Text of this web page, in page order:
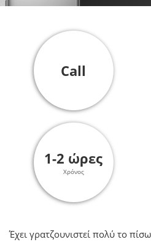
Call
1-2 ώρες
Χρόνος
Έχει γρατζουνιστεί πολύ το